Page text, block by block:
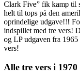
Clark Five” fik kamp til
helt til tops på den
oprindelige udgave!!!
indspillet med tre vers!
og LP udgaven fra
vers!
Alle tre vers i 1970